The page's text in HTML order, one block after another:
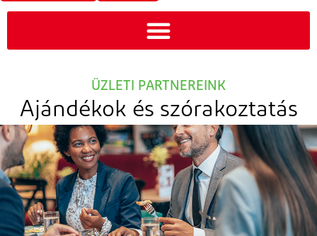
ÜZLETI PARTNEREINK
Ajándékok és szórakoztatás